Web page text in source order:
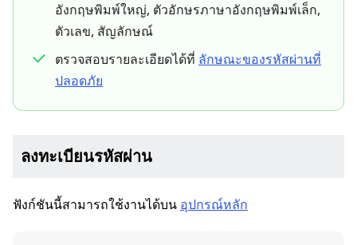
อังกฤษพิมพ์ใหญ่, ตัวอักษรภาษาอังกฤษพิมพ์เล็ก,
ตัวเลข, สัญลักษณ์
ตรวจสอบรายละเอียดได้ที่ ลักษณะของรหัสผ่านที่
ปลอดภัย
ลงทะเบียนรหัสผ่าน
ฟังก์ชันนี้สามารถใช้งานได้บน อุปกรณ์หลัก